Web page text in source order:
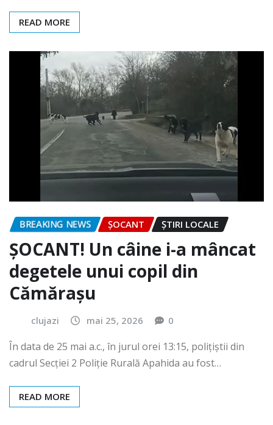
READ MORE
BREAKING NEWS ȘOCANT ȘTIRI LOCALE
ȘOCANT! Un câine i-a mâncat
degetele unui copil din
Cămărașu
clujazi mai 25, 2026 0
În data de 25 mai a.c., în jurul orei 13:15, polițiștii din
cadrul Secției 2 Poliție Rurală Apahida au fost…
READ MORE